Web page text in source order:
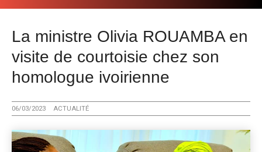
La ministre Olivia ROUAMBA en
visite de courtoisie chez son
homologue ivoirienne
06/03/2023 ACTUALITÉ